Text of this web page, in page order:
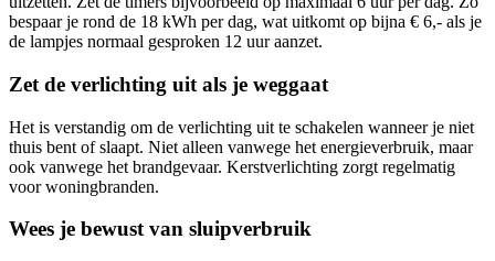
bespaar je rond de 18 kWh per dag, wat uitkomt op bijna € 6,- als je
de lampjes normaal gesproken 12 uur aanzet.
Zet de verlichting uit als je weggaat
Het is verstandig om de verlichting uit te schakelen wanneer je niet
thuis bent of slaapt. Niet alleen vanwege het energieverbruik, maar
ook vanwege het brandgevaar. Kerstverlichting zorgt regelmatig
voor woningbranden.
Wees je bewust van sluipverbruik